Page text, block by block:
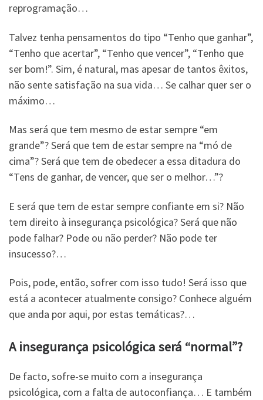
reprogramação…
Talvez tenha pensamentos do tipo “Tenho que ganhar”,
“Tenho que acertar”, “Tenho que vencer”, “Tenho que
ser bom!”. Sim, é natural, mas apesar de tantos êxitos,
não sente satisfação na sua vida… Se calhar quer ser o
máximo…
Mas será que tem mesmo de estar sempre “em
grande”? Será que tem de estar sempre na “mó de
cima”? Será que tem de obedecer a essa ditadura do
“Tens de ganhar, de vencer, que ser o melhor…”?
E será que tem de estar sempre confiante em si? Não
tem direito à insegurança psicológica? Será que não
pode falhar? Pode ou não perder? Não pode ter
insucesso?…
Pois, pode, então, sofrer com isso tudo! Será isso que
está a acontecer atualmente consigo? Conhece alguém
que anda por aqui, por estas temáticas?…
A insegurança psicológica será “normal”?
De facto, sofre-se muito com a insegurança
psicológica, com a falta de autoconfiança… E também